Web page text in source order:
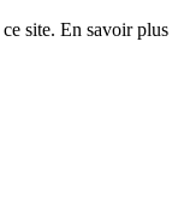
site. En savoir plus